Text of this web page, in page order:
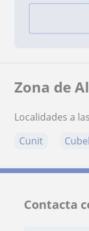
Zona de
Localidades a
Cunit
Contacta